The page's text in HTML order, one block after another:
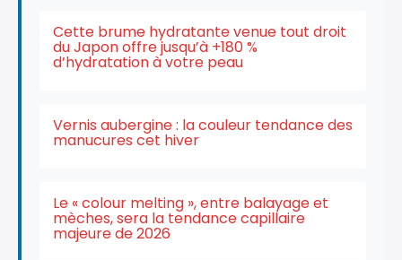
Cette brume hydratante venue tout droit
du Japon offre jusqu’à +180 %
d’hydratation à votre peau
Vernis aubergine : la couleur tendance des
manucures cet hiver
Le « colour melting », entre balayage et
mèches, sera la tendance capillaire
majeure de 2026